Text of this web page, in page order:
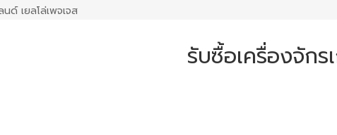
นด์ เยลโล่เพจเจส
รับซื้อเครื่องจัก